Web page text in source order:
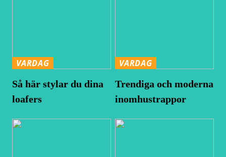
VARDAG
Så här stylar du dina
loafers
VARDAG
Trendiga och moderna
inomhustrappor